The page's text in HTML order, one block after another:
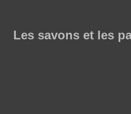
Les savons et les